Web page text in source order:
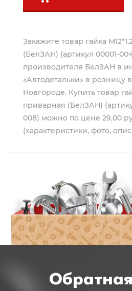
Закажите товар гайка
(БелЗАН) (артикул 00001-
производителя БелЗАН в
«Автодетальки» в розницу
Новгороде. Купить товар
приварная (БелЗАН)
008) можно по цене 29,00
(характеристики, фото,
Обратная